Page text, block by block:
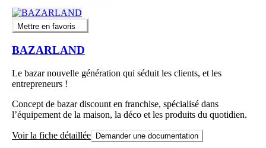
Mettre en favoris
BAZARLAND
Le bazar nouvelle génération qui séduit les clients, et les
entrepreneurs !
Concept de bazar discount en franchise, spécialisé dans
l’équipement de la maison, la déco et les produits du quotidien.
Voir la fiche détaillée Demander une documentation